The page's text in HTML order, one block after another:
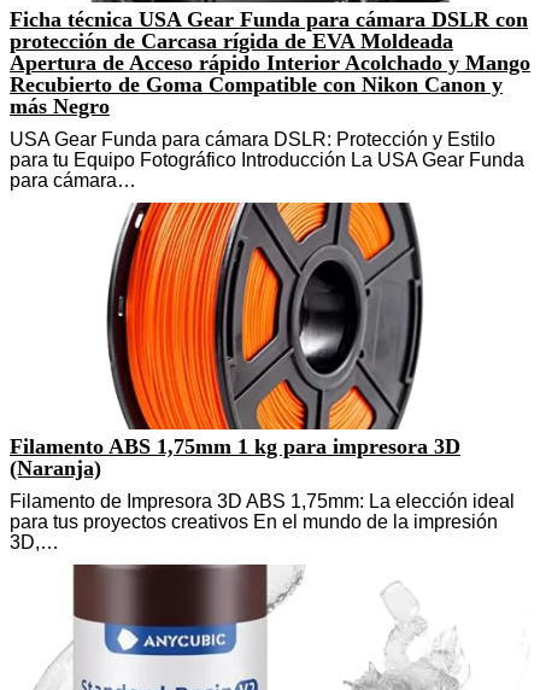
Ficha técnica USA Gear Funda para cámara DSLR con
protección de Carcasa rígida de EVA Moldeada
Apertura de Acceso rápido Interior Acolchado y Mango
Recubierto de Goma Compatible con Nikon Canon y
más Negro
USA Gear Funda para cámara DSLR: Protección y Estilo
para tu Equipo Fotográfico Introducción La USA Gear Funda
para cámara…
Filamento ABS 1,75mm 1 kg para impresora 3D
(Naranja)
Filamento de Impresora 3D ABS 1,75mm: La elección ideal
para tus proyectos creativos En el mundo de la impresión
3D,…